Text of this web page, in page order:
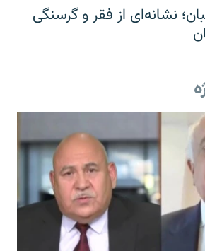
نشانه‌ای از فقر و گرسنگی